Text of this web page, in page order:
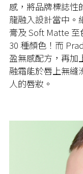
感，將品牌標誌性
龍融入設計當中。
膏及 Soft Matte
30 種顏色！而
盈無感配方，再加
融霜能於唇上無縫
人的唇妝。